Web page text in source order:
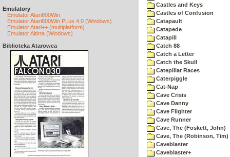
Emulatory
Emulator Atari800Win
Emulator Atari800Win PLus 4.0 (Windows)
Emulator Atari++ (multiplatform)
Emulator Altirra (Windows)
Biblioteka Atarowca
Castles and Keys
Castles of Confusion
Catapault
Catapede
Catapill
Catch 88
Catch a Letter
Catch the Skull
Catepillar Races
Caterpiggle
Cat-Nap
Cave Crisis
Cave Danny
Cave Flighter
Cave Runner
Cave, The (Foskett, John)
Cave, The (Robinson, Tim)
Caveblaster
Caveblaster+